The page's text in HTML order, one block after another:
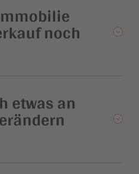
noch
etwas an